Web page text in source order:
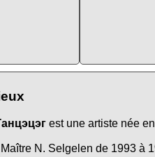
est une artiste née
N. Selgelen de 1993 à